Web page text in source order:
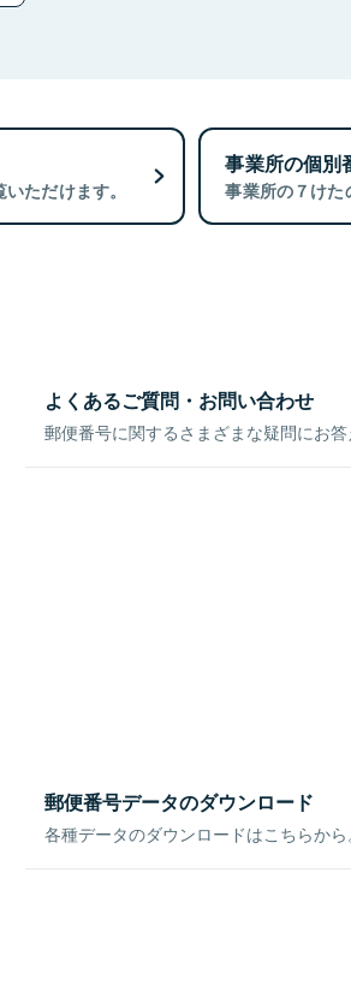
ただけます。
事業所の個別
事業所の７けた
よくあるご質問・お問い合わせ
郵便番号に関するさまざまな疑問にお答
郵便番号データのダウンロード
各種データのダウンロードはこちらから